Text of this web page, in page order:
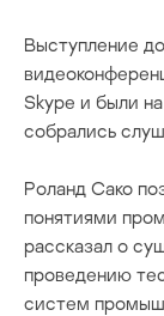
Выступление
Skype и были
собрались
Роланд Сако
понятиями
рассказал о
проведению
систем